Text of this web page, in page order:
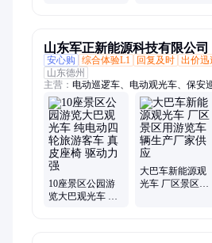
山东军正新能源科技有限公司
安心购
综合体验L1 回复及时 出价迅
山东德州
主营： 电动巡逻车、电动观光车、保安
10座景区公园游
览大巴观光车 纯
大巴车新能源观
光车 厂区景区用